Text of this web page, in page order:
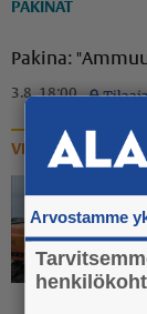
PAKINAT
Pakina:
3.8. 18:00
VIDEOT
Arvostamme